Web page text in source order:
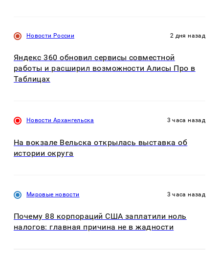
Новости России 2 дня назад
Яндекс 360 обновил сервисы совместной
работы и расширил возможности Алисы Про в
Таблицах
Новости Архангельска 3 часа назад
На вокзале Вельска открылась выставка об
истории округа
Мировые новости 3 часа назад
Почему 88 корпораций США заплатили ноль
налогов: главная причина не в жадности